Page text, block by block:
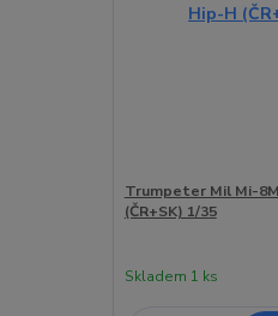
Trumpeter Mil Mi-
(ČR+SK) 1/35
Skladem 1 ks